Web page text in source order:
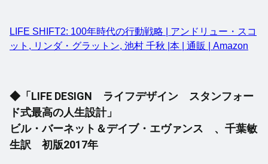
LIFE SHIFT2: 100年時代の行動戦略 | アンドリュー・スコ
ット, リンダ・グラットン, 池村 千秋 |本 | 通販 | Amazon
◆「LIFE DESIGN ライフデザイン スタンフォー
ド式最高の人生設計」
ビル・バーネット＆デイブ・エヴァンス 、千葉敏
生訳 初版2017年